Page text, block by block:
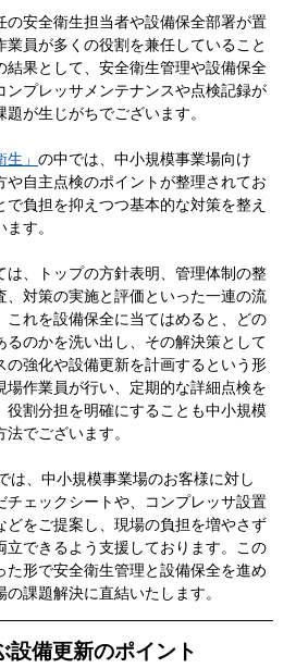
の安全衛生担当者や設備保全部署が置
業員が多くの役割を兼任していること
結果として、安全衛生管理や設備保全
ンプレッサメンテナンスや点検記録が
が生じがちでございます。
」 の中では、中小規模事業場向け
や自主点検のポイントが整理されてお
で負担を抑えつつ基本的な対策を整え
す。
は、トップの方針表明、管理体制の整
、対策の実施と評価といった一連の流
これを設備保全に当てはめると、どの
るのかを洗い出し、その解決策として
の強化や設備更新を計画するという形
場作業員が行い、定期的な詳細点検を
役割分担を明確にすることも中小規模
でございます。
は、中小規模事業場のお客様に対し
チェックシートや、コンプレッサ設置
どをご提案し、現場の負担を増やさず
立できるよう支援しております。この
た形で安全衛生管理と設備保全を進め
課題解決に直結いたします。
設備更新のポイント